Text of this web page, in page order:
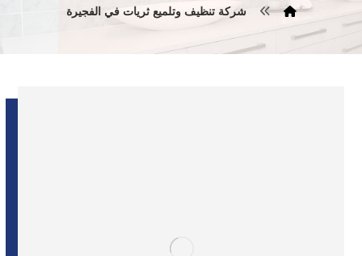
شركة تنظيف وتلميع ثريات في الفجيرة